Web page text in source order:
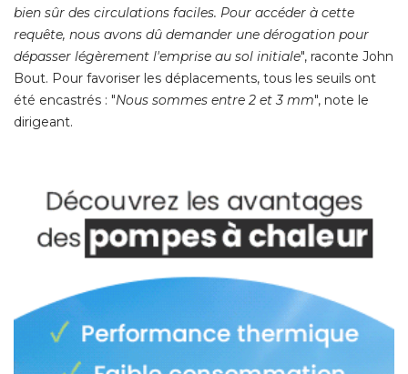
bien sûr des circulations faciles. Pour accéder à cette
requête, nous avons dû demander une dérogation pour
dépasser légèrement l'emprise au sol initiale", raconte John
Bout. Pour favoriser les déplacements, tous les seuils ont
été encastrés : "Nous sommes entre 2 et 3 mm", note le
dirigeant.